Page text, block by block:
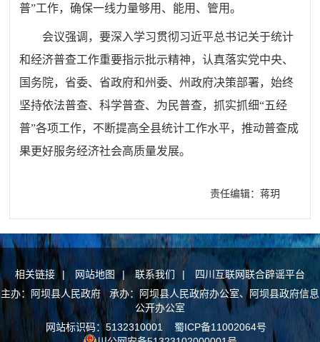
普”工作，确保一线力量够用、能用、管用。
会议强调，要深入学习贯彻习近平总书记关于统计
和经济普查工作重要指示批示精神，认真落实党中央、
国务院，省委、省政府和州委、州政府决策部署，始终
坚持依法普查、科学普查、为民普查，抓实抓细“五经
普”各项工作，不断提高全县统计工作水平，推动普查成
果更好服务经济社会高质量发展。
责任编辑：蒋玥
相关链接 | 网站地图 | 联系我们 |
四川互联网联合辟谣平台
主办：阿坝县人民政府 承办：阿坝县人民政府办公室、阿坝县政府信息
公开办公室
网站标识码：5132310001 蜀ICP备11002064号